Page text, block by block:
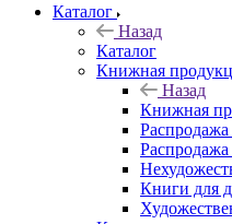
Каталог
Назад
Каталог
Книжная
Назад
Книжная
Книги для